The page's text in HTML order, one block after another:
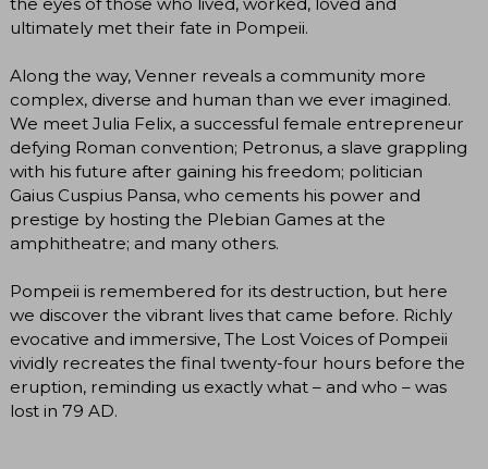
the eyes of those who lived, worked, loved and
ultimately met their fate in Pompeii.
Along the way, Venner reveals a community more
complex, diverse and human than we ever imagined.
We meet Julia Felix, a successful female entrepreneur
defying Roman convention; Petronus, a slave grappling
with his future after gaining his freedom; politician
Gaius Cuspius Pansa, who cements his power and
prestige by hosting the Plebian Games at the
amphitheatre; and many others.
Pompeii is remembered for its destruction, but here
we discover the vibrant lives that came before. Richly
evocative and immersive, The Lost Voices of Pompeii
vividly recreates the final twenty-four hours before the
eruption, reminding us exactly what – and who – was
lost in 79 AD.